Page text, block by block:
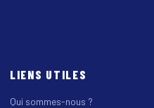
LIENS UTILES
Qui sommes-nous ?